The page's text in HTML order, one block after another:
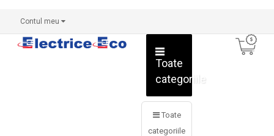
Contul meu
Toate
categoriile
Toate
categoriile